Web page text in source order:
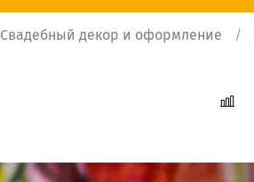
Свадебный декор и оформление